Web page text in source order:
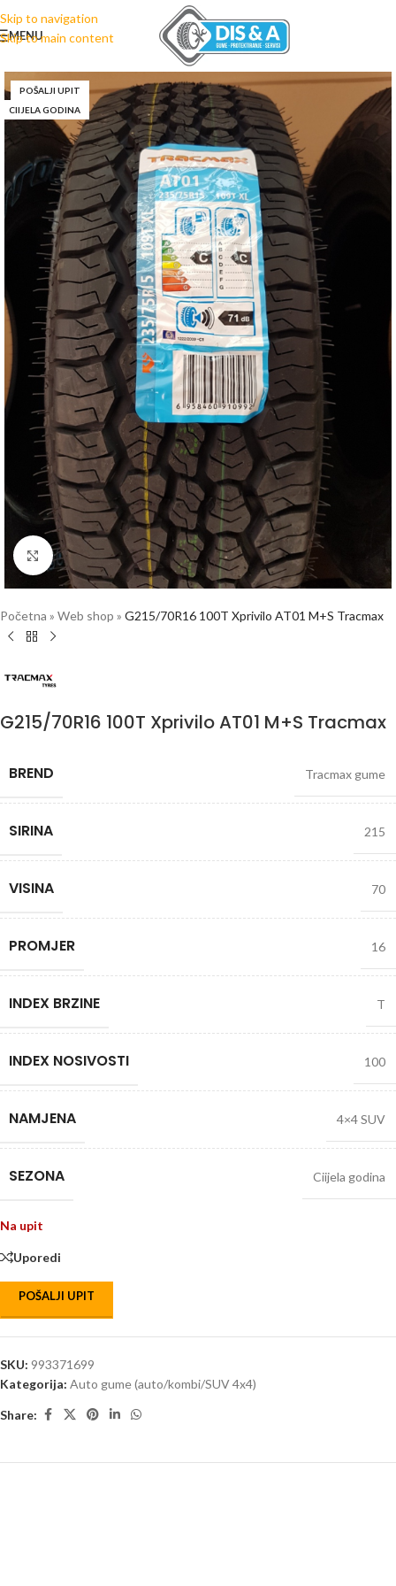
Skip to navigation
Skip to main content
MENU
POŠALJI UPIT
CIIJELA GODINA
Click to enlarge
Početna » Web shop » G215/70R16 100T Xprivilo AT01 M+S Tracmax
G215/70R16 100T Xprivilo AT01 M+S Tracmax
BREND Tracmax gume
SIRINA 215
VISINA 70
PROMJER 16
INDEX BRZINE T
INDEX NOSIVOSTI 100
NAMJENA 4×4 SUV
SEZONA Ciijela godina
Na upit
Uporedi
POŠALJI UPIT
SKU: 993371699
Kategorija: Auto gume (auto/kombi/SUV 4x4)
Share: